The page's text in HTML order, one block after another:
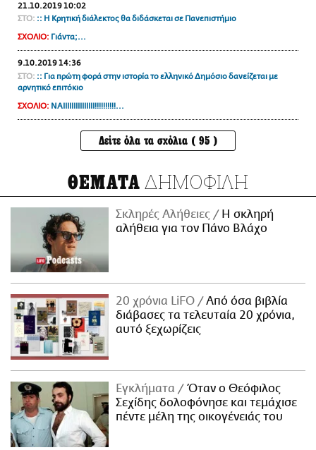
21.10.2019 10:02
ΣΤΟ: :: Η Κρητική διάλεκτος θα διδάσκεται σε Πανεπιστήμιο
ΣΧΟΛΙΟ: Γιάντα;...
9.10.2019 14:36
ΣΤΟ: :: Για πρώτη φορά στην ιστορία το ελληνικό Δημόσιο δανείζεται με
αρνητικό επιτόκιο
ΣΧΟΛΙΟ: NAIIIIIIIIIIIIIII!!!!!!!!!!...
Δείτε όλα τα σχόλια ( 95 )
ΘΕΜΑΤΑ ΔΗΜΟΦΙΛΗ
Σκληρές Αλήθειες
H σκληρή
αλήθεια για τον Πάνο Βλάχο
20 χρόνια LiFO
Από όσα βιβλία
διάβασες τα τελευταία 20 χρόνια,
αυτό ξεχωρίζεις
Εγκλήματα
Όταν ο Θεόφιλος
Σεχίδης δολοφόνησε και τεμάχισε
πέντε μέλη της οικογένειάς του